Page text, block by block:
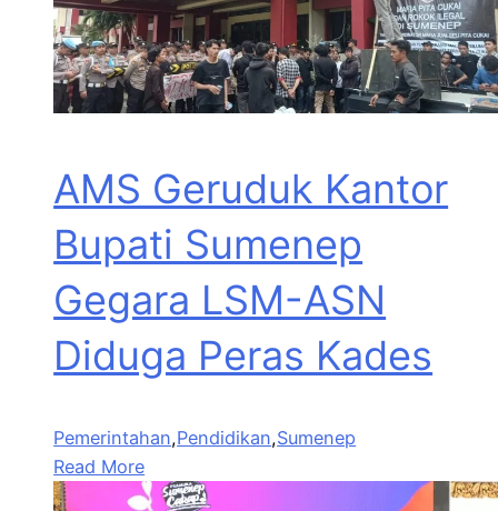
AMS Geruduk Kantor
Bupati Sumenep
Gegara LSM-ASN
Diduga Peras Kades
Pemerintahan,Pendidikan,Sumenep
Read More